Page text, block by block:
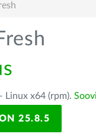
x64 (rpm).
25.8.5